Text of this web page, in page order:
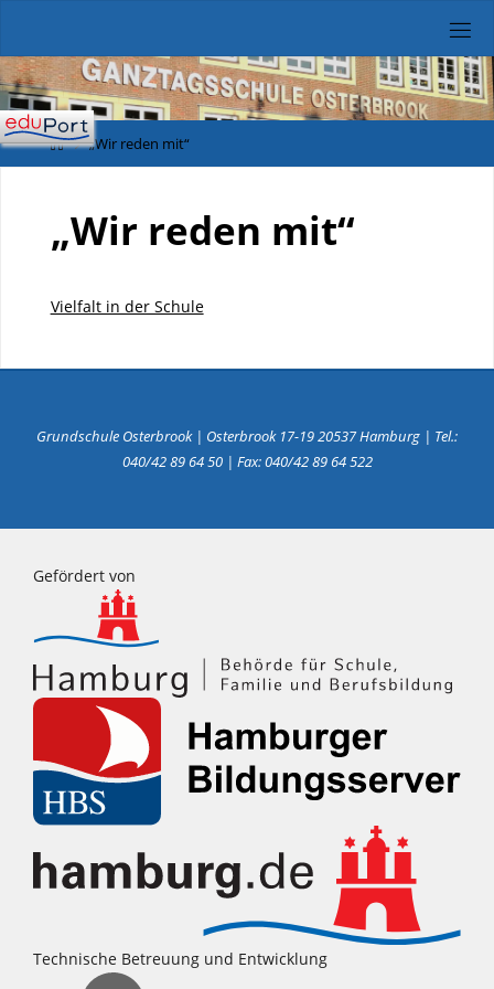
content
Home„Wir reden mit“
„Wir reden mit“
Vielfalt in der Schule
Grundschule Osterbrook | Osterbrook 17-19 20537 Hamburg | Tel.:
040/42 89 64 50 | Fax: 040/42 89 64 522
Gefördert von
Technische Betreuung und Entwicklung